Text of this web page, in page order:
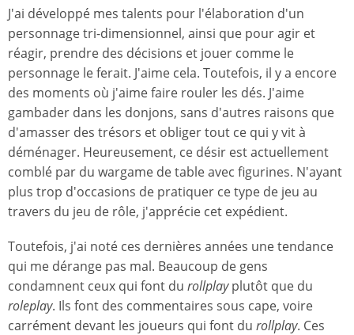
J'ai développé mes talents pour l'élaboration d'un
personnage tri-dimensionnel, ainsi que pour agir et
réagir, prendre des décisions et jouer comme le
personnage le ferait. J'aime cela. Toutefois, il y a encore
des moments où j'aime faire rouler les dés. J'aime
gambader dans les donjons, sans d'autres raisons que
d'amasser des trésors et obliger tout ce qui y vit à
déménager. Heureusement, ce désir est actuellement
comblé par du wargame de table avec figurines. N'ayant
plus trop d'occasions de pratiquer ce type de jeu au
travers du jeu de rôle, j'apprécie cet expédient.
Toutefois, j'ai noté ces dernières années une tendance
qui me dérange pas mal. Beaucoup de gens
condamnent ceux qui font du rollplayplutôt que du
roleplay. Ils font des commentaires sous cape, voire
carrément devant les joueurs qui font du rollplay. Ces